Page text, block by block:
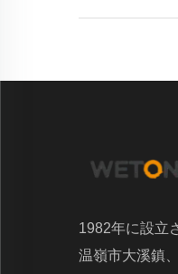
1982年に設立
温嶺市大溪鎮